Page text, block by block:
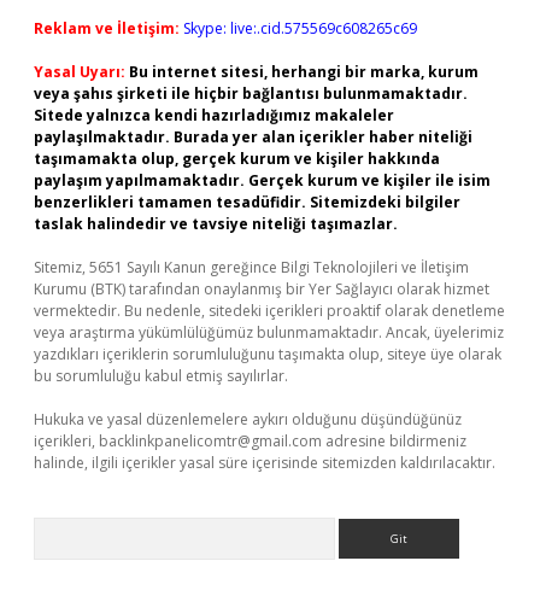
Reklam ve İletişim: Skype: live:.cid.575569c608265c69
Yasal Uyarı: Bu internet sitesi, herhangi bir marka, kurum
veya şahıs şirketi ile hiçbir bağlantısı bulunmamaktadır.
Sitede yalnızca kendi hazırladığımız makaleler
paylaşılmaktadır. Burada yer alan içerikler haber niteliği
taşımamakta olup, gerçek kurum ve kişiler hakkında
paylaşım yapılmamaktadır. Gerçek kurum ve kişiler ile isim
benzerlikleri tamamen tesadüfidir. Sitemizdeki bilgiler
taslak halindedir ve tavsiye niteliği taşımazlar.
Sitemiz, 5651 Sayılı Kanun gereğince Bilgi Teknolojileri ve İletişim
Kurumu (BTK) tarafından onaylanmış bir Yer Sağlayıcı olarak hizmet
vermektedir. Bu nedenle, sitedeki içerikleri proaktif olarak denetleme
veya araştırma yükümlülüğümüz bulunmamaktadır. Ancak, üyelerimiz
yazdıkları içeriklerin sorumluluğunu taşımakta olup, siteye üye olarak
bu sorumluluğu kabul etmiş sayılırlar.
Hukuka ve yasal düzenlemelere aykırı olduğunu düşündüğünüz
içerikleri, backlinkpanelicomtr@gmail.com adresine bildirmeniz
halinde, ilgili içerikler yasal süre içerisinde sitemizden kaldırılacaktır.